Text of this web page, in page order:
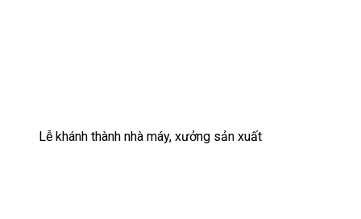
Lễ khánh thành nhà máy, xưởng sản xuất